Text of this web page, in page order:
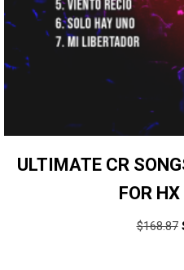
ULTIMATE CR
FOR
$168.87